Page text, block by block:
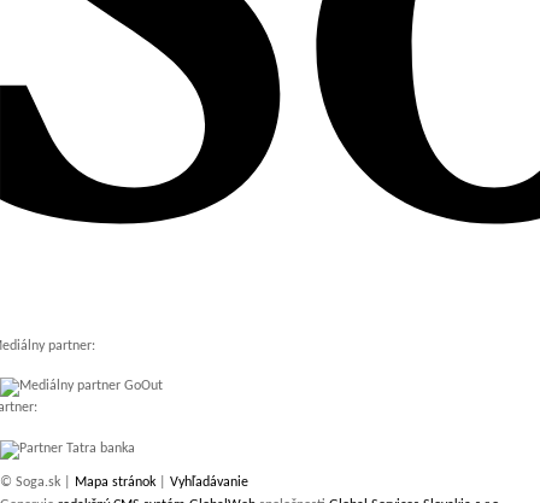
partner:
© Soga.sk | Mapa stránok
Vyhľadávanie